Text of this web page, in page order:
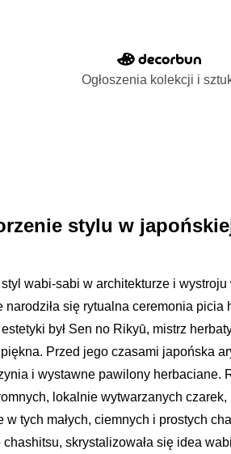
Ogłoszenia kolekcji i
stylu w
wabi-sabi w architekturze i
się rytualna ceremonia picia
był Sen no Rikyū, mistrz
Przed jego czasami japońska
i wystawne pawilony herbaciane.
lokalnie wytwarzanych czarek,
w tych małych, ciemnych i prostych
skrystalizowała się idea